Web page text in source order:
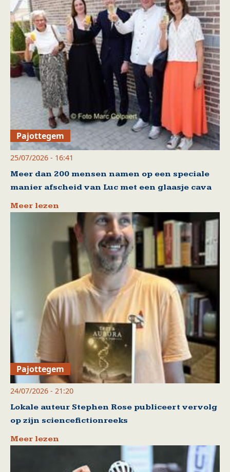
Pajottegem
25/07/2026 - 16:41
Meer dan 200 mensen namen op een speciale
manier afscheid van Luc met een glaasje cava
Meer lezen
Pajottegem
24/07/2026 - 21:20
Lokale auteur Stephen Rose publiceert vervolg
op zijn sciencefictionreeks
Meer lezen